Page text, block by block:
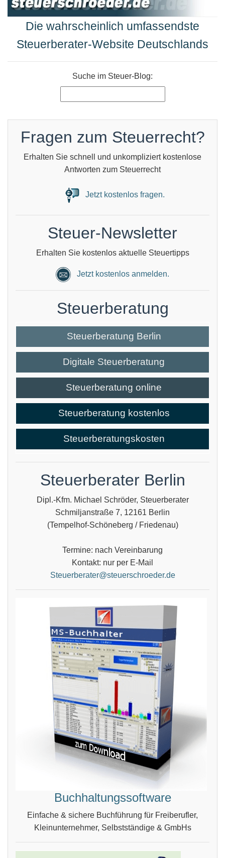
Die wahrscheinlich umfassendste
Steuerberater-Website Deutschlands
Suche im Steuer-Blog:
Fragen zum Steuerrecht?
Erhalten Sie schnell und unkompliziert kostenlose
Antworten zum Steuerrecht
Jetzt kostenlos fragen.
Steuer-Newsletter
Erhalten Sie kostenlos aktuelle Steuertipps
Jetzt kostenlos anmelden.
Steuerberatung
Steuerberatung Berlin
Digitale Steuerberatung
Steuerberatung online
Steuerberatung kostenlos
Steuerberatungskosten
Steuerberater Berlin
Dipl.-Kfm. Michael Schröder, Steuerberater
Schmiljanstraße 7, 12161 Berlin
(Tempelhof-Schöneberg / Friedenau)
Termine: nach Vereinbarung
Kontakt: nur per E-Mail
Steuerberater@steuerschroeder.de
Buchhaltungssoftware
Einfache & sichere Buchführung für Freiberufler,
Kleinunternehmer, Selbstständige & GmbHs